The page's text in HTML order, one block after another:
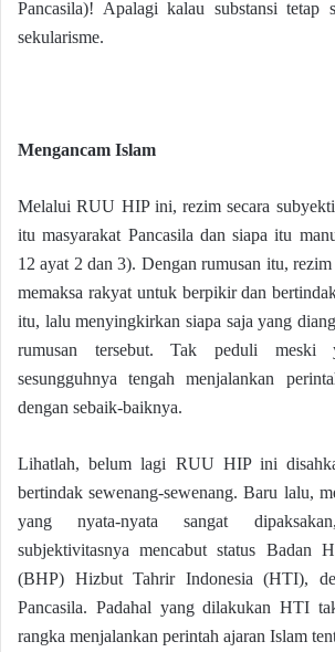
Pancasila)! Apalagi kalau substansi tetap
sekularisme.
Mengancam Islam
Melalui RUU HIP ini, rezim secara
itu masyarakat Pancasila dan siapa itu
12 ayat 2 dan 3). Dengan rumusan itu,
memaksa rakyat untuk berpikir dan
itu, lalu menyingkirkan siapa saja yang
rumusan tersebut. Tak peduli meski
sesungguhnya tengah menjalankan
dengan sebaik-baiknya.
Lihatlah, belum lagi RUU HIP ini
bertindak sewenang-sewenang. Baru lalu,
yang nyata-nyata sangat
subjektivitasnya mencabut status Badan
(BHP) Hizbut Tahrir Indonesia (HTI),
Pancasila. Padahal yang dilakukan HTI
rangka menjalankan perintah ajaran Islam